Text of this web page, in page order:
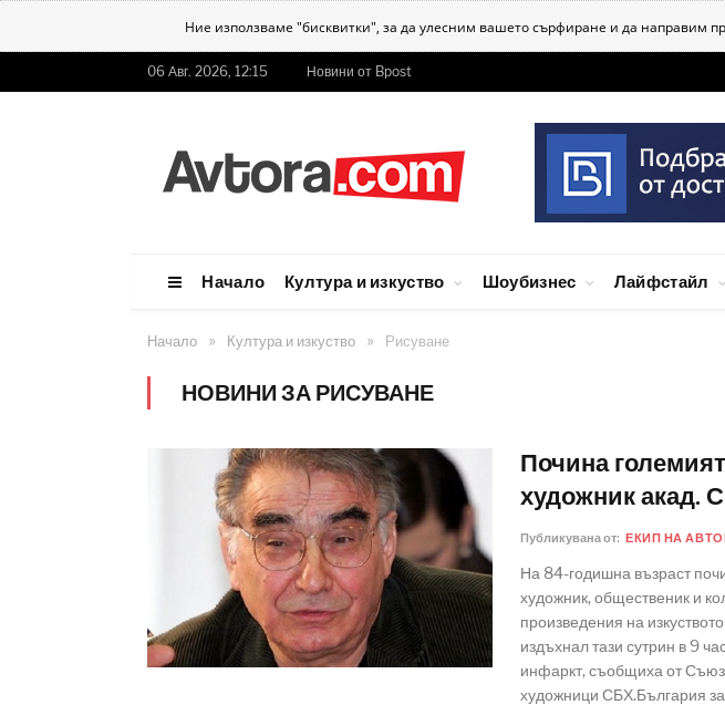
Ние използваме "бисквитки", за да улесним вашето сърфиране и да направим
06 Авг. 2026, 12:15 Новини от Bpost
Начало Култура и изкуство Шоубизнес Лайфстайл
Начало » Култура и изкуство » Рисуване
НОВИНИ ЗА РИСУВАНЕ
Почина
художник акад.
Публикувана от: ЕКИП НА
На 84-годишна възраст
художник, общественик и
произведения на
издъхнал тази сутрин в 9
инфаркт, съобщиха от
художници СБХ.България